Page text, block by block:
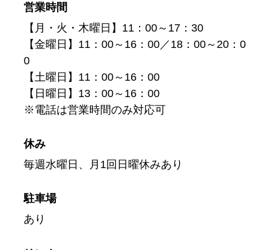
営業時間
【月・火・木曜日】11：00～17：30
【金曜日】11：00～16：00／18：00～20：0
0
【土曜日】11：00～16：00
【日曜日】13：00～16：00
※電話は営業時間のみ対応可
休み
毎週水曜日、月1回日曜休みあり
駐車場
あり